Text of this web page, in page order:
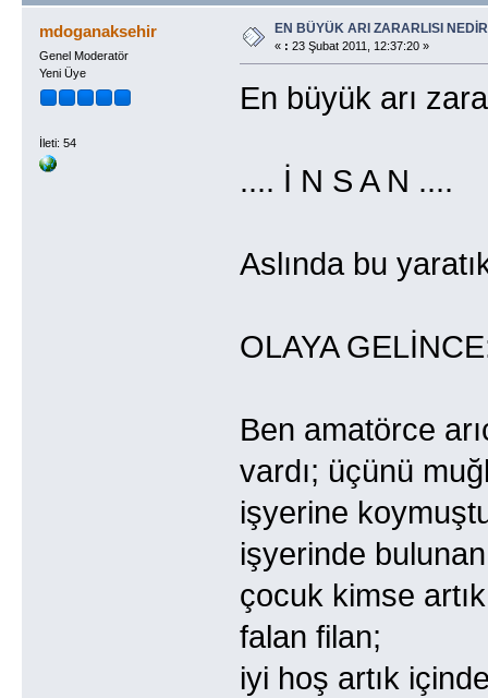
mdoganaksehir
Genel Moderatör
Yeni Üye
İleti: 54
EN BÜYÜK ARI ZARARLISI
« : 23 Şubat 2011, 12:37:20 »
En büyük arı
.... İ N S A N ....
Aslında bu
OLAYA
Ben amatörce
vardı; üçünü
işyerine
işyerinde
çocuk kimse
falan filan;
iyi hoş artık